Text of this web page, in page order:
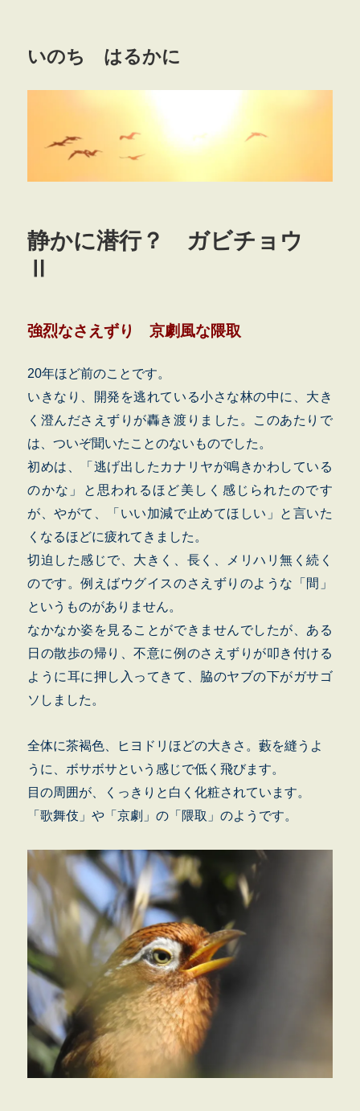
いのち はるかに
静かに潜行？ ガビチョウ
Ⅱ
強烈なさえずり 京劇風な隈取
20年ほど前のことです。
いきなり、開発を逃れている小さな林の中に、大き
く澄んださえずりが轟き渡りました。このあたりで
は、ついぞ聞いたことのないものでした。
初めは、「逃げ出したカナリヤが鳴きかわしている
のかな」と思われるほど美しく感じられたのです
が、やがて、「いい加減で止めてほしい」と言いた
くなるほどに疲れてきました。
切迫した感じで、大きく、長く、メリハリ無く続く
のです。例えばウグイスのさえずりのような「間」
というものがありません。
なかなか姿を見ることができませんでしたが、ある
日の散歩の帰り、不意に例のさえずりが叩き付ける
ように耳に押し入ってきて、脇のヤブの下がガサゴ
ソしました。
全体に茶褐色、ヒヨドリほどの大きさ。藪を縫うよ
うに、ボサボサという感じで低く飛びます。
目の周囲が、くっきりと白く化粧されています。
「歌舞伎」や「京劇」の「隈取」のようです。